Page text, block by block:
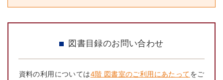
図書目録のお問い合わせ
資料の利用については4階 図書室のご利用にあたってをご